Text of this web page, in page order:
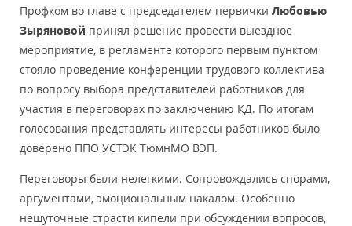
Профком во главе с председателем первички Любовью
Зыряновой принял решение провести выездное
мероприятие, в регламенте которого первым пунктом
стояло проведение конференции трудового коллектива
по вопросу выбора представителей работников для
участия в переговорах по заключению КД. По итогам
голосования представлять интересы работников было
доверено ППО УСТЭК ТюмнМО ВЭП.
Переговоры были нелегкими. Сопровождались спорами,
аргументами, эмоциональным накалом. Особенно
нешуточные страсти кипели при обсуждении вопросов,